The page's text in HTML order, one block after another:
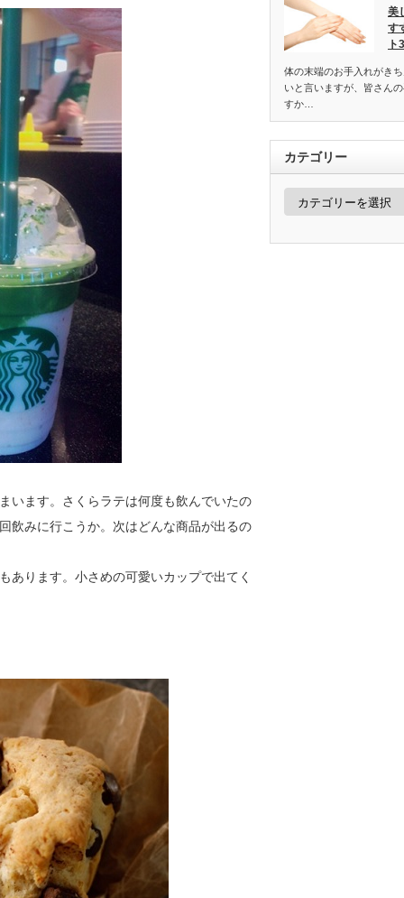
います。さくらラテは何度も飲んでいたの
飲みに行こうか。次はどんな商品が出るの
あります。小さめの可愛いカップで出てく
美
す
ト3
体の末端のお手入れがき
いと言いますが、皆さん
すか…
カテゴリー
カ
ー